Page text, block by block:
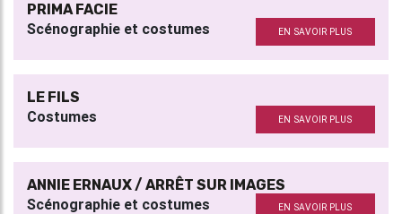
PRIMA FACIE
Scénographie et costumes EN SAVOIR PLUS
LE FILS
Costumes EN SAVOIR PLUS
ANNIE ERNAUX / ARRÊT SUR IMAGES
Scénographie et costumes EN SAVOIR PLUS